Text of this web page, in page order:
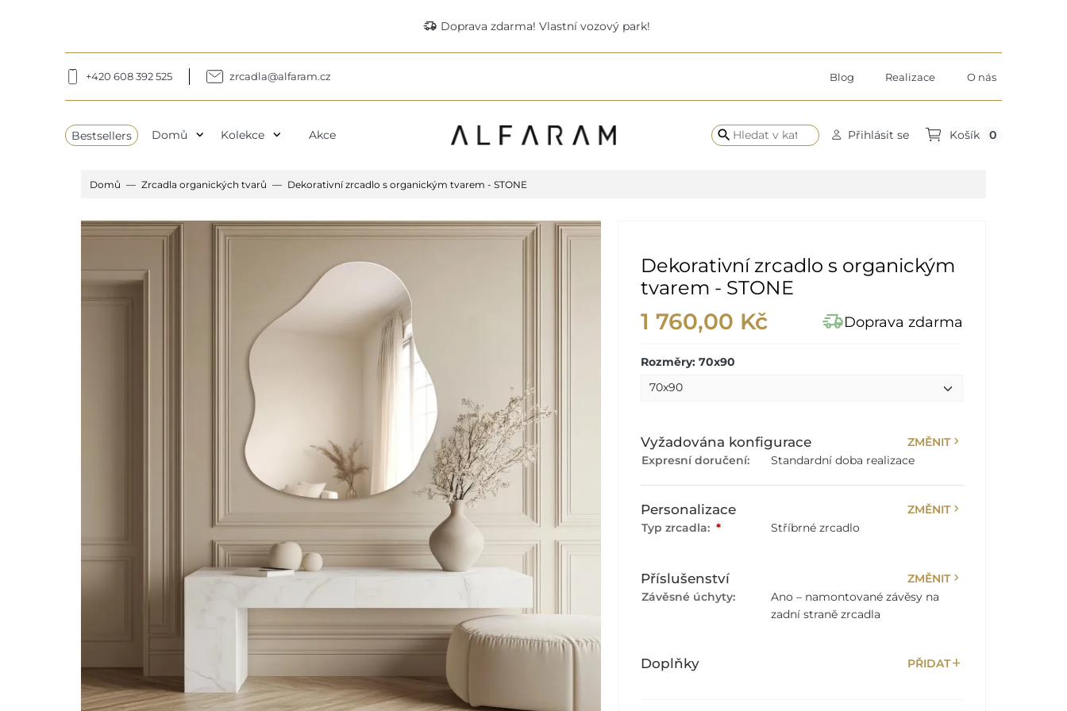
delivery_truck_speed Doprava zdarma! Vlastní vozový park!
+420 608 392 525 zrcadla@alfaram.cz Blog Realizace O nás
Bestsellers Domů expand_more Kolekce expand_more Akce search Přihlásit se Košík 0
Domů Zrcadla organických tvarů Dekorativní zrcadlo s organickým tvarem - STONE
Dekorativní zrcadlo s organickým
tvarem - STONE
1 760,00 Kč delivery_truck_speedDoprava zdarma
Rozměry: 70x90
Vyžadována konfigurace ZMĚNITchevron_right
Expresní doručení: Standardní doba realizace
Personalizace ZMĚNITchevron_right
Typ zrcadla: * Stříbrné zrcadlo
Příslušenství ZMĚNITchevron_right
Závěsné úchyty:
Ano – namontované závěsy na
zadní straně zrcadla
Doplňky PŘIDATadd